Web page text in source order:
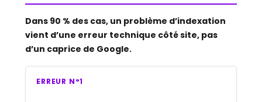
Dans 90 % des cas, un problème d’indexation
vient d’une erreur technique côté site, pas
d’un caprice de Google.
ERREUR N°1